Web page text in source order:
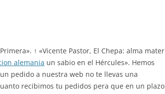
↑ «Vicente Pastor, El Chepa: alma mater
alemania un sabio en el Hércules». Hemos
pedido a nuestra web no te llevas una
recibimos tu pedidos pera que en un plazo